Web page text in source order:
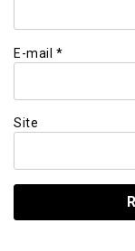
E-mail *
Site